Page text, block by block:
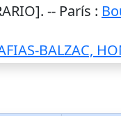
-- París :
BALZAC,